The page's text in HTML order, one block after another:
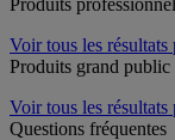
Voir tous les
Produits grand public
Voir tous les
Questions fréquentes